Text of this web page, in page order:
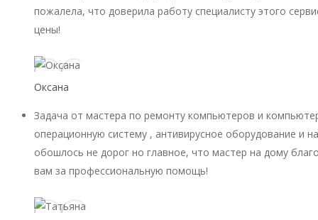
пожалела, что доверила работу специалисту этого
цены!
Оксана
Задача от мастера по ремонту компьютеров и
операционную систему , антивирусное оборудование и
обошлось не дорог но главное, что мастер на дому
вам за профессиональную помощь!